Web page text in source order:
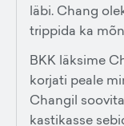
läbi. Chang
trippida ka
BKK läksime
korjati peale
Changil
kastikasse